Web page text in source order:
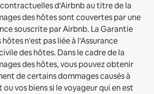
d'Airbnb au titre de la
des hôtes sont couvertes par une
souscrite par Airbnb. La Garantie
n'est pas liée à l'Assurance
des hôtes. Dans le cadre de la
des hôtes, vous pouvez obtenir
de certains dommages causés à
vos biens si le voyageur qui en est